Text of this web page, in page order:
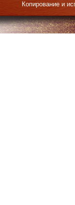
Копирование и